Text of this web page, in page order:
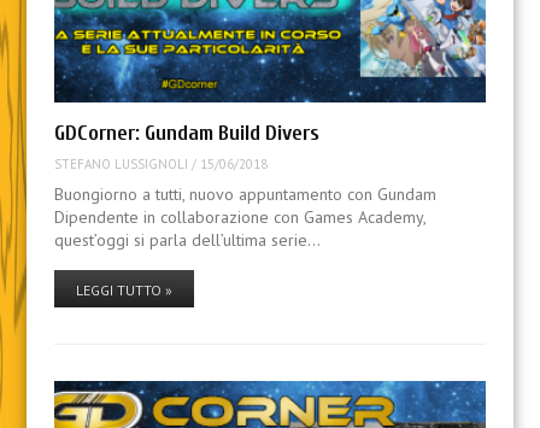
GDCorner: Gundam Build Divers
STEFANO LUSSIGNOLI / 15/06/2018
Buongiorno a tutti, nuovo appuntamento con Gundam
Dipendente in collaborazione con Games Academy,
quest’oggi si parla dell’ultima serie…
LEGGI TUTTO »